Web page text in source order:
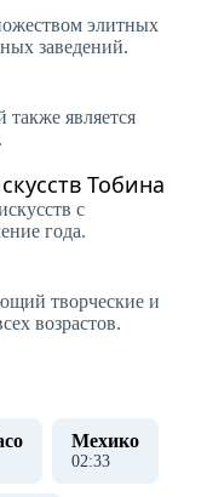
элитных
заведений.
является
Тобина
с
года.
творческие и
возрастов.
Мехико
02:33